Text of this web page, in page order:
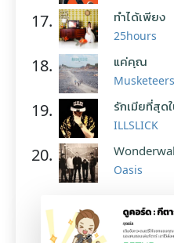
17. ทำได้เพียง
25hours
18. แค่คุณ
Musketeers
19. รักเมียที่สุด
ILLSLICK
20.
Oasis